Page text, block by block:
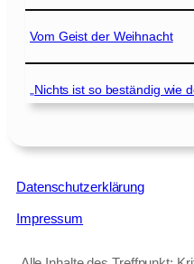
Vom Geist der Weihnacht
„Nichts ist so beständig wie
Datenschutzerklärung
Impressum